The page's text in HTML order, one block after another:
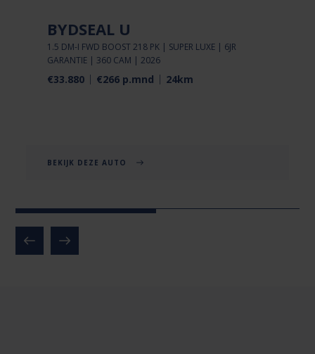
BYDSEAL U
1.5 DM-I FWD BOOST 218 PK | SUPER LUXE | 6JR
GARANTIE | 360 CAM | 2026
€33.880 €266 p.mnd 24km
BEKIJK DEZE AUTO